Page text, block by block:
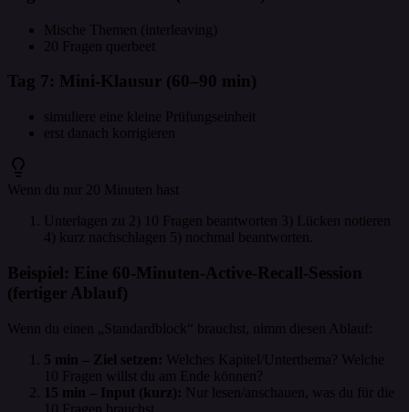
Mische Themen (interleaving)
20 Fragen querbeet
Tag 7: Mini-Klausur (60–90 min)
simuliere eine kleine Prüfungseinheit
erst danach korrigieren
Wenn du nur 20 Minuten hast
Unterlagen zu 2) 10 Fragen beantworten 3) Lücken notieren
4) kurz nachschlagen 5) nochmal beantworten.
Beispiel: Eine 60‑Minuten-Active-Recall-Session
(fertiger Ablauf)
Wenn du einen „Standardblock“ brauchst, nimm diesen Ablauf:
5 min – Ziel setzen: Welches Kapitel/Unterthema? Welche
10 Fragen willst du am Ende können?
15 min – Input (kurz): Nur lesen/anschauen, was du für die
10 Fragen brauchst.